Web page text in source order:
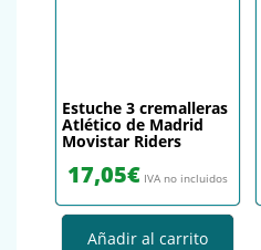
Estuche 3 cremalleras
Atlético de Madrid
Movistar Riders
17,05€ IVA no incluidos
Añadir al carrito